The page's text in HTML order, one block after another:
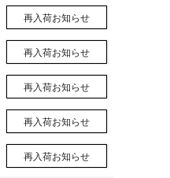
再入荷お知らせ
再入荷お知らせ
再入荷お知らせ
再入荷お知らせ
再入荷お知らせ